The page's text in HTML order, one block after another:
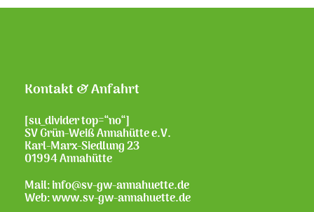
Kontakt & Anfahrt
[su_divider top=“no“]
SV Grün-Weiß Annahütte e.V.
Karl-Marx-Siedlung 23
01994 Annahütte
Mail: info@sv-gw-annahuette.de
Web:www.sv-gw-annahuette.de